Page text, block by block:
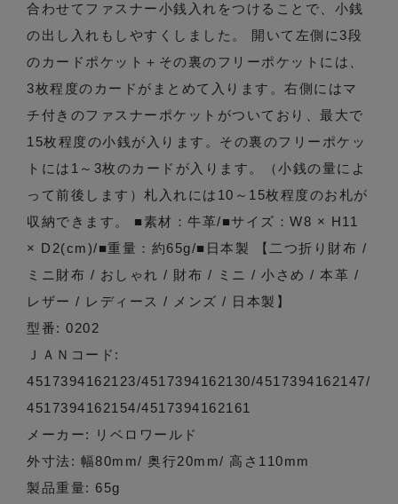
合わせてファスナー小銭入れをつけることで、小銭
の出し入れもしやすくしました。 開いて左側に3段
のカードポケット＋その裏のフリーポケットには、
3枚程度のカードがまとめて入ります。右側にはマ
チ付きのファスナーポケットがついており、最大で
15枚程度の小銭が入ります。その裏のフリーポケッ
トには1～3枚のカードが入ります。（小銭の量によ
って前後します）札入れには10～15枚程度のお札が
収納できます。 ■素材：牛革/■サイズ：W8 × H11
× D2(cm)/■重量：約65g/■日本製 【二つ折り財布 /
ミニ財布 / おしゃれ / 財布 / ミニ / 小さめ / 本革 /
レザー / レディース / メンズ / 日本製】
型番: 0202
ＪＡＮコード:
4517394162123/4517394162130/4517394162147/
4517394162154/4517394162161
メーカー: リベロワールド
外寸法: 幅80mm/ 奥行20mm/ 高さ110mm
製品重量: 65g